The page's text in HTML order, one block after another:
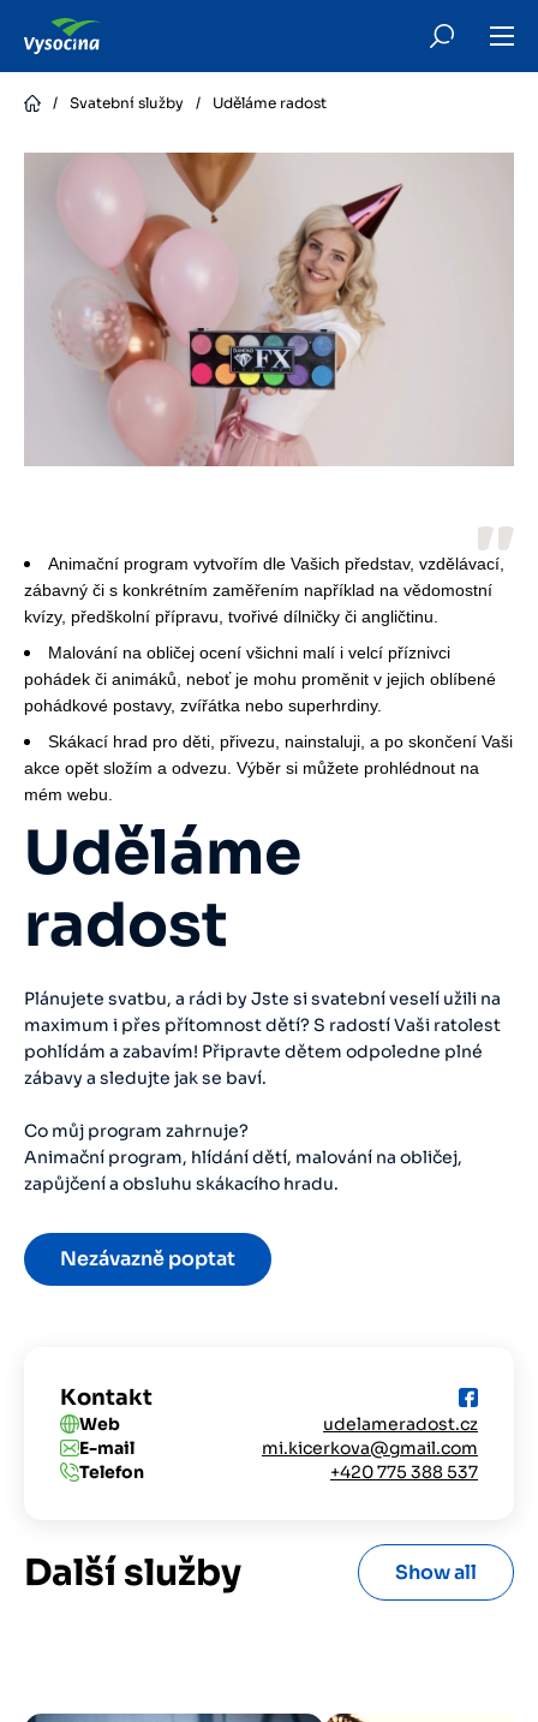
content/ Svatební služby / Uděláme radost
Animační program vytvořím dle Vašich představ, vzdělávací,
zábavný či s konkrétním zaměřením například na vědomostní
kvízy, předškolní přípravu, tvořivé dílničky či angličtinu.
Malování na obličej ocení všichni malí i velcí příznivci
pohádek či animáků, neboť je mohu proměnit v jejich oblíbené
pohádkové postavy, zvířátka nebo superhrdiny.
Skákací hrad pro děti, přivezu, nainstaluji, a po skončení Vaši
akce opět složím a odvezu. Výběr si můžete prohlédnout na
mém webu.
Uděláme
radost
Plánujete svatbu, a rádi by Jste si svatební veselí užili na
maximum i přes přítomnost dětí? S radostí Vaši ratolest
pohlídám a zabavím! Připravte dětem odpoledne plné
zábavy a sledujte jak se baví.
Co můj program zahrnuje?
Animační program, hlídání dětí, malování na obličej,
zapůjčení a obsluhu skákacího hradu.
Nezávazně poptat
Kontakt
Web
udelameradost.cz
E-mail
mi.kicerkova@gmail.com
Telefon
+420 775 388 537
Další služby Show all